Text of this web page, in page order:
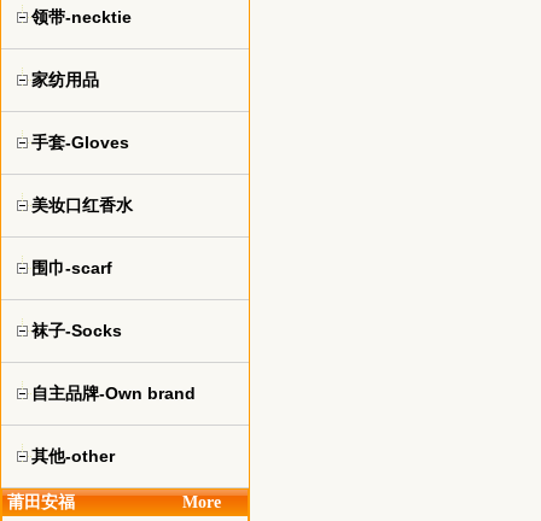
领带-necktie
家纺用品
手套-Gloves
美妆口红香水
围巾-scarf
袜子-Socks
自主品牌-Own brand
其他-other
莆田安福 More